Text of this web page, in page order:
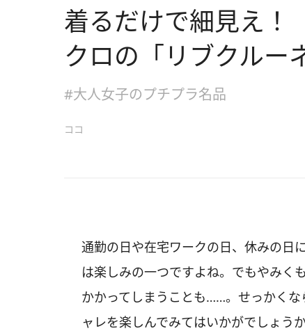
着るだけで細見え
クロの「リブクルー
#大人女子のプチプラ名品
ココ
通勤の日や在宅ワークの日、休みの日
は楽しみの一つですよね。でもやみく
かかってしまうことも……。せっかく
ャレを楽しんでみてはいかがでしょう